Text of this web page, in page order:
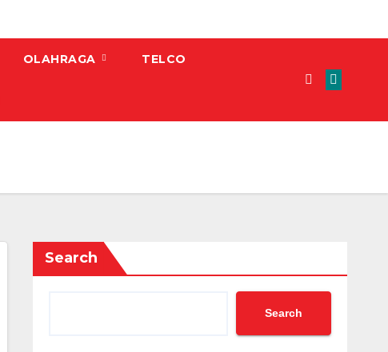
OLAHRAGA TELCO
Search
Search